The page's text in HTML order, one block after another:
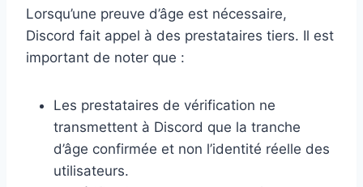
Lorsqu’une preuve d’âge est nécessaire,
Discord fait appel à des prestataires tiers. Il est
important de noter que :
Les prestataires de vérification ne
transmettent à Discord que la tranche
d’âge confirmée et non l’identité réelle des
utilisateurs.